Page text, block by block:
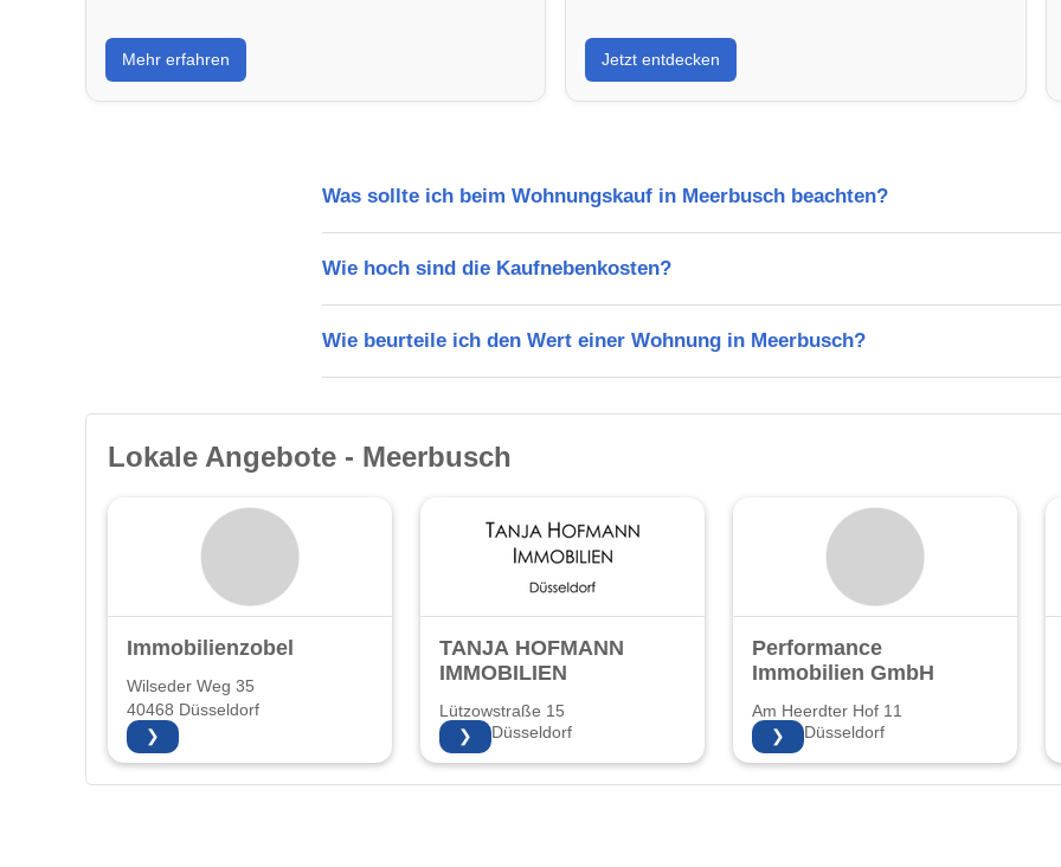
Mehr erfahren Jetzt entdecken
Was sollte ich beim Wohnungskauf in Meerbusch beachten?
Wie hoch sind die Kaufnebenkosten?
Wie beurteile ich den Wert einer Wohnung in Meerbusch?
Lokale Angebote - Meerbusch
Immobilienzobel
Wilseder Weg 35
40468 Düsseldorf
❯
TANJA HOFMANN
IMMOBILIEN
Lützowstraße 15
40476 Düsseldorf
❯
Performance
Immobilien GmbH
Am Heerdter Hof 11
40549 Düsseldorf
❯